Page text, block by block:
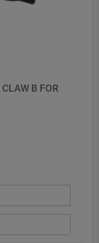
B FOR